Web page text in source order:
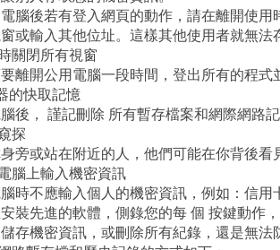
腦後若有登入網頁的動作，請在離開使
或輸入其他位址。這樣其他使用者就無法
關閉所有視窗
離開公用電腦一段時間，登出所有的程式
的快取記憶
後， 謹記刪除 所有暫存檔案和網際網路
探
旁或站在附近的人，他們可能在你背後看
腦上輸入機密資訊
時不應輸入個人的機密資訊，例如：信
裝先進的軟體，側錄您的每 個 按鍵動作
存機密資訊，或刪除所有紀錄，還是無法